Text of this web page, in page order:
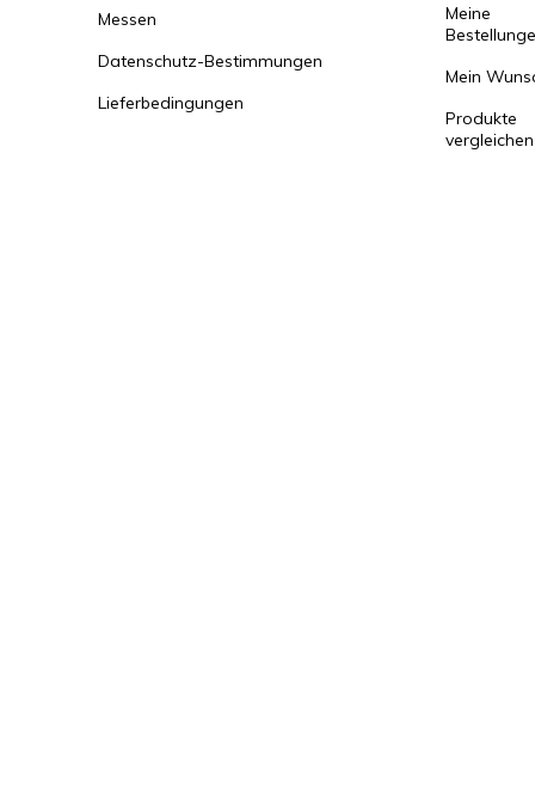
Messen
Datenschutz-Bestimmungen
Lieferbedingungen
Meine
Mein
Produkte
vergleichen